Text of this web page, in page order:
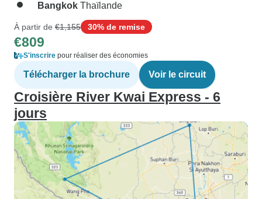
Bangkok Thaïlande
À partir de €1,155 30% de remise
€809
S'inscrire pour réaliser des économies
Télécharger la brochure Voir le circuit
Croisière River Kwai Express - 6
jours